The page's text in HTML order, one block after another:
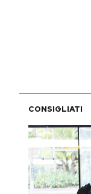
CONSIGLIATI